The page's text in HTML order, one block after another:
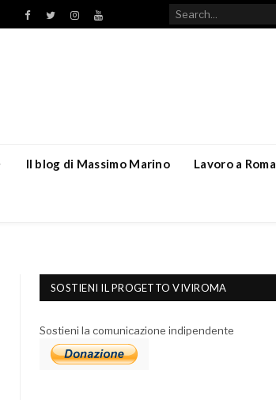
Facebook
TwitterInstagramYouTube
Il blog di Massimo Marino Lavoro a Roma
SOSTIENI IL PROGETTO VIVIROMA
Sostieni la comunicazione indipendente